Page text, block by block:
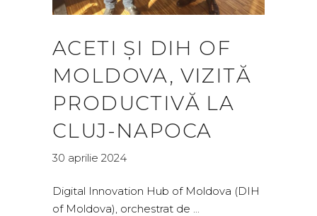
ACETI ȘI DIH OF
MOLDOVA, VIZITĂ
PRODUCTIVĂ LA
CLUJ-NAPOCA
30 aprilie 2024
Digital Innovation Hub of Moldova (DIH
of Moldova), orchestrat de